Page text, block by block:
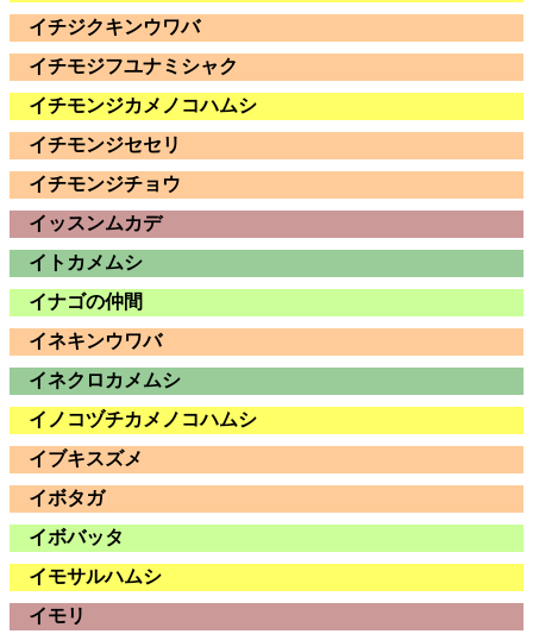
イチジクキンウワバ
イチモジフユナミシャク
イチモンジカメノコハムシ
イチモンジセセリ
イチモンジチョウ
イッスンムカデ
イトカメムシ
イナゴの仲間
イネキンウワバ
イネクロカメムシ
イノコヅチカメノコハムシ
イブキスズメ
イボタガ
イボバッタ
イモサルハムシ
イモリ